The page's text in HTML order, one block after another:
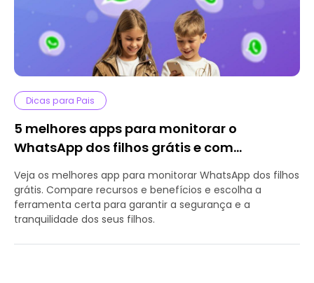
Dicas para Pais
5 melhores apps para monitorar o
WhatsApp dos filhos grátis e com
segurança
Veja os melhores app para monitorar WhatsApp dos filhos
grátis. Compare recursos e benefícios e escolha a
ferramenta certa para garantir a segurança e a
tranquilidade dos seus filhos.